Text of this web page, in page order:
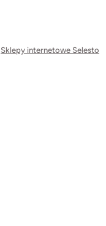
Sklepy internetowe Selesto